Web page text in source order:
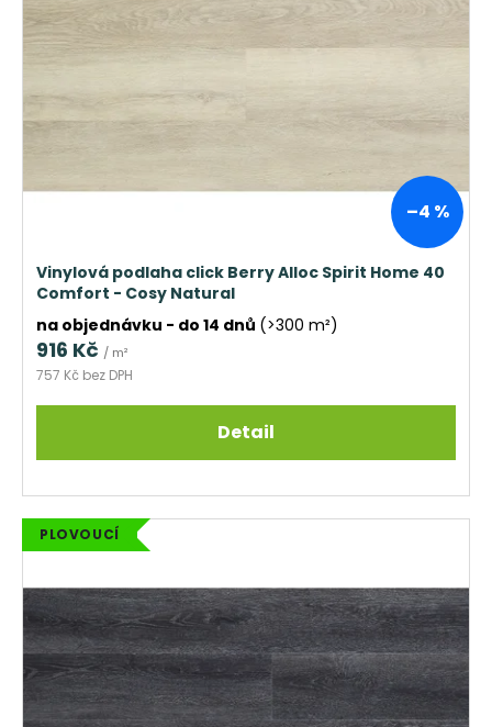
–4 %
Vinylová podlaha click Berry Alloc Spirit Home 40
Comfort - Cosy Natural
na objednávku - do 14 dnů (>300 m²)
757 Kč bez DPH
916 Kč / m²
Detail
PLOVOUCÍ